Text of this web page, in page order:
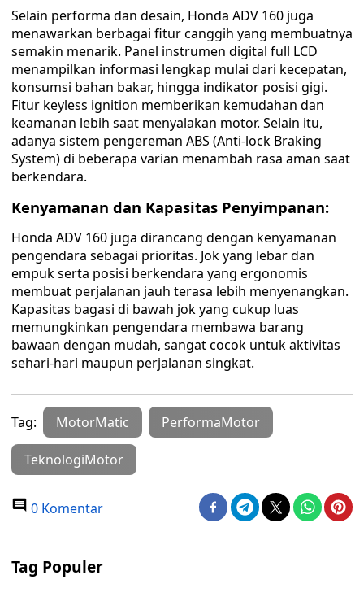
Selain performa dan desain, Honda ADV 160 juga
menawarkan berbagai fitur canggih yang membuatnya
semakin menarik. Panel instrumen digital full LCD
menampilkan informasi lengkap mulai dari kecepatan,
konsumsi bahan bakar, hingga indikator posisi gigi.
Fitur keyless ignition memberikan kemudahan dan
keamanan lebih saat menyalakan motor. Selain itu,
adanya sistem pengereman ABS (Anti-lock Braking
System) di beberapa varian menambah rasa aman saat
berkendara.
Kenyamanan dan Kapasitas Penyimpanan:
Honda ADV 160 juga dirancang dengan kenyamanan
pengendara sebagai prioritas. Jok yang lebar dan
empuk serta posisi berkendara yang ergonomis
membuat perjalanan jauh terasa lebih menyenangkan.
Kapasitas bagasi di bawah jok yang cukup luas
memungkinkan pengendara membawa barang
bawaan dengan mudah, sangat cocok untuk aktivitas
sehari-hari maupun perjalanan singkat.
Tag: MotorMatic PerformaMotor
TeknologiMotor
0 Komentar
Tag Populer